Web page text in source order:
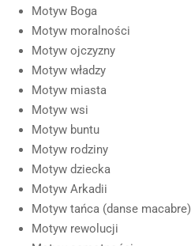
Motyw Boga
Motyw moralności
Motyw ojczyzny
Motyw władzy
Motyw miasta
Motyw wsi
Motyw buntu
Motyw rodziny
Motyw dziecka
Motyw Arkadii
Motyw tańca (danse macabre)
Motyw rewolucji